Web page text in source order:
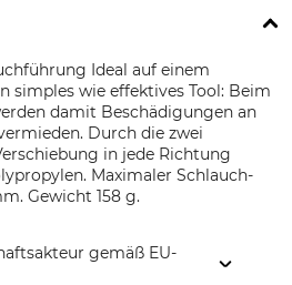
Ideal auf einem
simples wie effektives Tool: Beim
damit Beschädigungen an
Durch die zwei
in jede Richtung
Maximaler Schlauch-
Gewicht 158 g.
gemäß EU-